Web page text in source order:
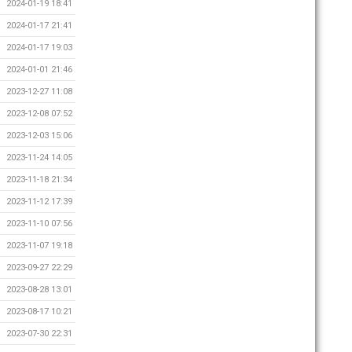
2024-01-19 18:41
2024-01-17 21:41
2024-01-17 19:03
2024-01-01 21:46
2023-12-27 11:08
2023-12-08 07:52
2023-12-03 15:06
2023-11-24 14:05
2023-11-18 21:34
2023-11-12 17:39
2023-11-10 07:56
2023-11-07 19:18
2023-09-27 22:29
2023-08-28 13:01
2023-08-17 10:21
2023-07-30 22:31